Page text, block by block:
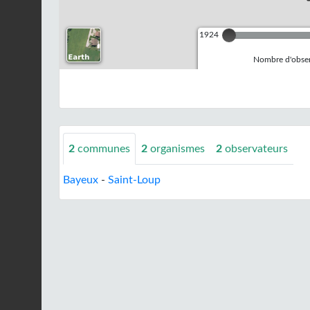
1924
Nombre
2 communes 2 organismes 2 observateurs
Bayeux - Saint-Loup